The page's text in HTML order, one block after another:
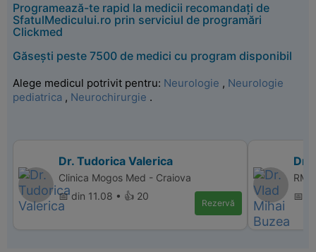
Programează-te rapid la medicii recomandați de
SfatulMedicului.ro prin serviciul de programări
Clickmed
Găsești peste 7500 de medici cu program disponibil
Alege medicul potrivit pentru: Neurologie , Neurologie
pediatrica , Neurochirurgie .
Dr. Tudorica Valerica
Clinica Mogos Med - Craiova
📅 din 11.08 • 👍 20
Rezervă
Dr.
📅